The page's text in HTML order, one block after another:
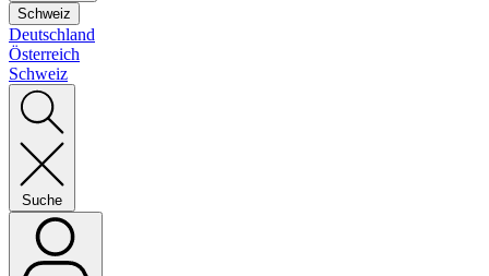
Schweiz
Deutschland
Österreich
Schweiz
Suche